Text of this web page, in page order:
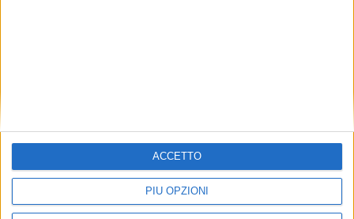
PIÙ OPZIONI
ACCETTO